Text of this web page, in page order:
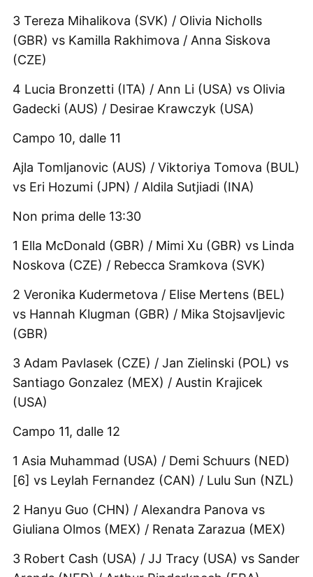
3 Tereza Mihalikova (SVK) / Olivia Nicholls
(GBR) vs Kamilla Rakhimova / Anna Siskova
(CZE)
4 Lucia Bronzetti (ITA) / Ann Li (USA) vs Olivia
Gadecki (AUS) / Desirae Krawczyk (USA)
Campo 10, dalle 11
Ajla Tomljanovic (AUS) / Viktoriya Tomova (BUL)
vs Eri Hozumi (JPN) / Aldila Sutjiadi (INA)
Non prima delle 13:30
1 Ella McDonald (GBR) / Mimi Xu (GBR) vs Linda
Noskova (CZE) / Rebecca Sramkova (SVK)
2 Veronika Kudermetova / Elise Mertens (BEL)
vs Hannah Klugman (GBR) / Mika Stojsavljevic
(GBR)
3 Adam Pavlasek (CZE) / Jan Zielinski (POL) vs
Santiago Gonzalez (MEX) / Austin Krajicek
(USA)
Campo 11, dalle 12
1 Asia Muhammad (USA) / Demi Schuurs (NED)
[6] vs Leylah Fernandez (CAN) / Lulu Sun (NZL)
2 Hanyu Guo (CHN) / Alexandra Panova vs
Giuliana Olmos (MEX) / Renata Zarazua (MEX)
3 Robert Cash (USA) / JJ Tracy (USA) vs Sander